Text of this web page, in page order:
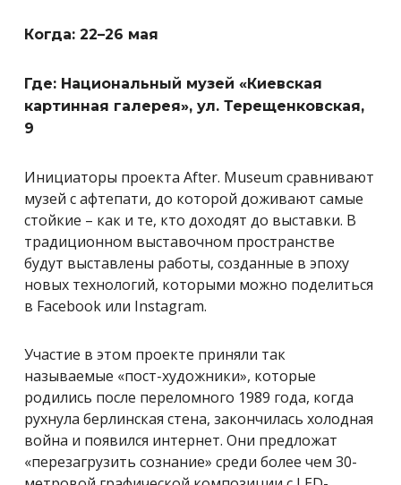
Когда: 22–26 мая
Где: Национальный музей «Киевская
картинная галерея», ул. Терещенковская,
9
Инициаторы проекта After. Museum сравнивают
музей с афтепати, до которой доживают самые
стойкие – как и те, кто доходят до выставки. В
традиционном выставочном пространстве
будут выставлены работы, созданные в эпоху
новых технологий, которыми можно поделиться
в Facebook или Instagram.
Участие в этом проекте приняли так
называемые «пост-художники», которые
родились после переломного 1989 года, когда
рухнула берлинская стена, закончилась холодная
война и появился интернет. Они предложат
«перезагрузить сознание» среди более чем 30-